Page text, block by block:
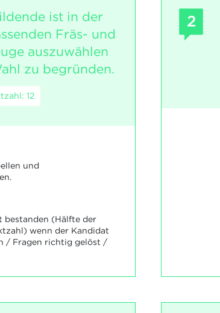
ist in der
Fräs- und
auszuwählen
zu begründen.
12
und
bestanden (Hälfte der
wenn der Kandidat
/ Fragen richtig gelöst /
2